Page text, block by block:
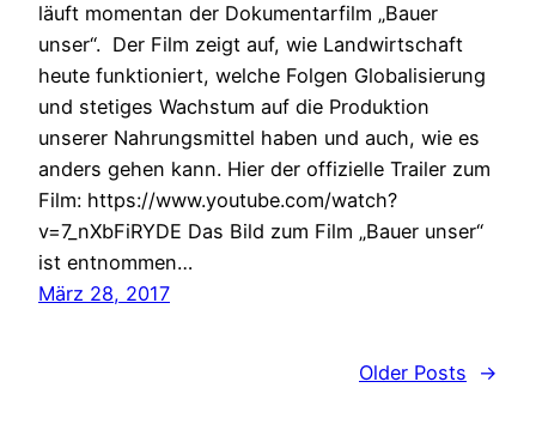
läuft momentan der Dokumentarfilm „Bauer
unser“. Der Film zeigt auf, wie Landwirtschaft
heute funktioniert, welche Folgen Globalisierung
und stetiges Wachstum auf die Produktion
unserer Nahrungsmittel haben und auch, wie es
anders gehen kann. Hier der offizielle Trailer zum
Film: https://www.youtube.com/watch?
v=7_nXbFiRYDE Das Bild zum Film „Bauer unser“
ist entnommen…
März 28, 2017
Older Posts →